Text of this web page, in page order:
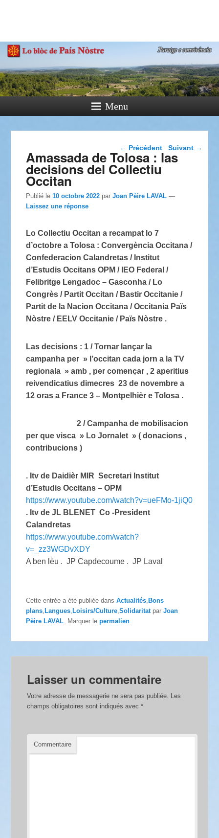
Paratge e Convivència
Menu
Navigation dans les
articles
← Précédent Suivant →
Amassada de Tolosa : las
decisions del Collectiu
Occitan
Publié le10 octobre 2022 parJoan Pèire LAVAL —
Laissez une réponse
Lo Collectiu Occitan a recampat lo 7
d’octobre a Tolosa : Convergència Occitana /
Confederacion Calandretas / Institut
d’Estudis Occitans OPM / IEO Federal /
Felibritge Lengadoc – Gasconha / Lo
Congrès / Partit Occitan / Bastir Occitanie /
Partit de la Nacion Occitana / Occitania Païs
Nòstre / EELV Occitanie / Païs Nòstre .
Las decisions : 1 / Tornar lançar la
campanha per » l’occitan cada jorn a la TV
regionala » amb , per començar , 2 aperitius
reivendicatius dimecres 23 de novembre a
12 oras a France 3 – Montpelhièr e Tolosa .
2 / Campanha de mobilisacion
per que visca » Lo Jornalet » ( donacions ,
contribucions )
. Itv de Daidièr MIR Secretari Institut
d’Estudis Occitans – OPM
https://www.youtube.com/watch?v=ueFMo-1jiQ0
. Itv de JL BLENET Co -President
Calandretas
https://www.youtube.com/watch?
v=_zz3WGDvXDY
A ben lèu . JP Capdecoume . JP Laval
Cette entrée a été publiée dansActualités ,Bons
plans ,Langues ,Loisirs/Culture ,Solidaritat parJoan
Pèire LAVAL . Marquer lepermalien
Laisser un commentaire
Votre adresse de messagerie ne sera pas publiée. Les
champs obligatoires sont indiqués avec*
Commentaire